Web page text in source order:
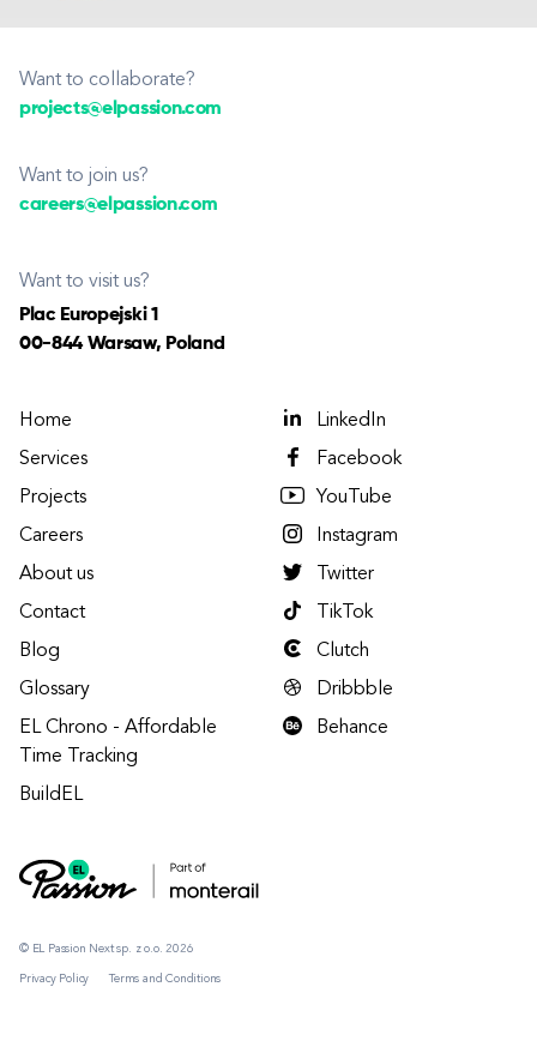
Want to collaborate?
projects@elpassion.com
Want to join us?
careers@elpassion.com
Want to visit us?
Plac Europejski 1
00-844 Warsaw, Poland
© EL Passion Next sp. z o.o. 2026
Privacy Policy Terms and Conditions
Home
Services
Projects
Careers
About us
Contact
Blog
Glossary
EL Chrono - Affordable
Time Tracking
BuildEL
LinkedIn
Facebook
YouTube
Instagram
Twitter
TikTok
Clutch
Dribbble
Behance